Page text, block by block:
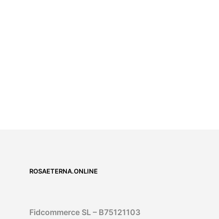
ROSAETERNA.ONLINE
Fidcommerce SL – B75121103